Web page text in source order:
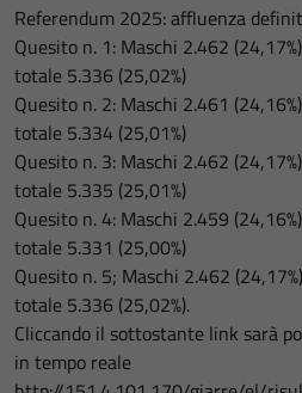
Referendum 2025: affluenza
Quesito n. 1: Maschi 2.462
totale 5.336 (25,02%)
Quesito n. 2: Maschi 2.461
totale 5.334 (25,01%)
Quesito n. 3: Maschi 2.462
totale 5.335 (25,01%)
Quesito n. 4: Maschi 2.459
totale 5.331 (25,00%)
Quesito n. 5; Maschi 2.462
totale 5.336 (25,02%).
Cliccando il sottostante link sarà
in tempo reale